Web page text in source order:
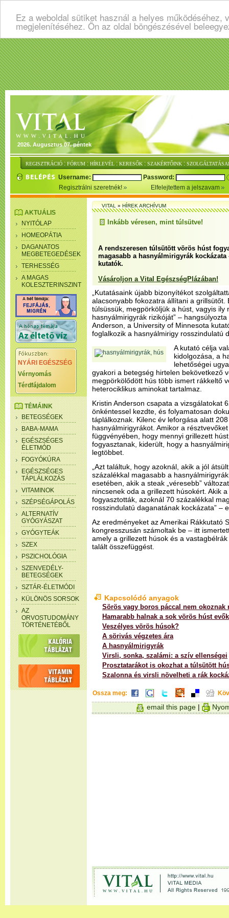
Ez a weboldal sütiket használ a helyes
megjelenítéséhez. Ön az oldal böngészésével
2026. Augusztus 07. péntek
REGISZTRÁCIÓ : FÓRUM : HÍRLEVÉL : KERESŐK : SZAKÉRTŐINK :
Username:
Password:
Regisztrálni szeretnék!
Elfelejtettem a jelszavam
AKTUÁLIS
NYITÓLAP
HOMEOPÁTIA
DAGANATOS
MEGBETEGEDÉSEK
TERHESSÉG
A MAGAS
KOLESZTERINSZINT
NYÁRI EGÉSZSÉG
Vérnyomás
Térdfájdalom
TÉMÁINK
BETEGSÉGEK
BABA-MAMA
EGÉSZSÉGES
ÉLETMÓD
FOGYÓKÚRA
EGÉSZSÉGES
TÁPLÁLKOZÁS
VITAMINOK
SZÉPSÉGÁPOLÁS
ALTERNATÍV
GYÓGYÁSZAT
GYÓGYTEÁK
SZEX
PSZICHOLÓGIA
SZENVEDÉLY-
BETEGSÉGEK
SZTÁR-ÉLETMÓDI
KÜLÖNÖS SORSOK
AZ
ORVOSTUDOMÁNY
TÖRTÉNETÉBŐL
VITAL»HÍREK ARCHÍVUM
Inkább véresen, mint túlsütve!
A rendszeresen túlsütött vörös húst
magasabb a hasnyálmirigyrák
kutatók.
Vásároljon a Vital EgészségPlázában!
„Kutatásaink újabb bizonyítékot
alacsonyabb fokozatra állítani a grillsütőt.
túlsüssük, megpörköljük a húst, vagyis ily
hasnyálmirigyrák rizikóját” –
Anderson, a University of Minnesota
foglalkozik a hasnyálmirigy rosszindulatú
A kutató célja
kidolgozása, a
lehetőségei
gyakori a betegség hirtelen bekövetkező
megpörkölődött hús több ismert rákkeltő
heterociklikus aminokat tartalmaz.
Kristin Anderson csapata a vizsgálatokat
önkéntessel kezdte, és folyamatosan
táplálkoznak. Kilenc év leforgása alatt
hasnyálmirigyrákot. Amikor a
függvényében, hogy mennyi grillezett
fogyasztanak, kiderült, hogy a
legtöbbet.
„Azt találtuk, hogy azoknál, akik a jól
százalékkal magasabb a
esetében, akik a steak „véresebb”
nincsenek oda a grillezett húsokért. Akik
fogyasztották, azoknál 70 százalékkal
rosszindulatú daganatának kockázata” –
Az eredményeket az Amerikai Rákkutató
kongresszusán számoltak be – itt
amely a grillezett húsok és a
talált összefüggést.
Kapcsolódó anyagok
Sörös vagy boros páccal nem okoznak
Hamarabb halnak a sok vörös húst evők
Veszélyes vörös húsok?
A sörivás végzetes ára
A hasnyálmirigyrák
Virsli, sonka, szalámi: a szív ellenségei
Prosztatarákot is okozhat a túlsütött
Szalonna és virsli növelheti a rák
Ossza meg:
email this page |